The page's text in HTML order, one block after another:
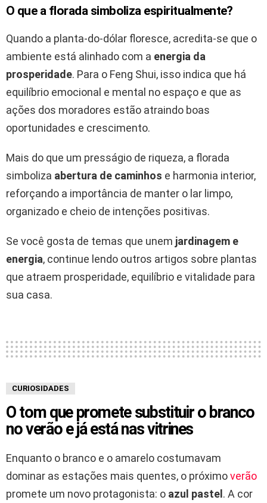
O que a florada simboliza espiritualmente?
Quando a planta-do-dólar floresce, acredita-se que o
ambiente está alinhado com a energia da
prosperidade. Para o Feng Shui, isso indica que há
equilíbrio emocional e mental no espaço e que as
ações dos moradores estão atraindo boas
oportunidades e crescimento.
Mais do que um presságio de riqueza, a florada
simboliza abertura de caminhos e harmonia interior,
reforçando a importância de manter o lar limpo,
organizado e cheio de intenções positivas.
Se você gosta de temas que unem jardinagem e
energia, continue lendo outros artigos sobre plantas
que atraem prosperidade, equilíbrio e vitalidade para
sua casa.
CURIOSIDADES
O tom que promete substituir o branco
no verão e já está nas vitrines
Enquanto o branco e o amarelo costumavam
dominar as estações mais quentes, o próximoverão
promete um novo protagonista: o azul pastel . A cor